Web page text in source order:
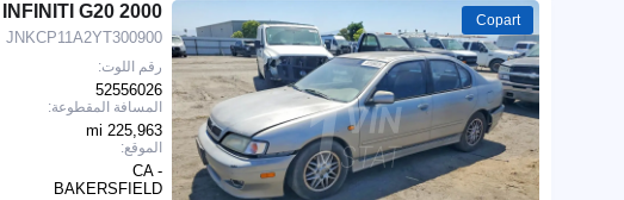
Copart
2000 INFINITI G20
JNKCP11A2YT300900
رقم اللوت:
52556026
المسافة المقطوعة:
225,963 mi
الموقع:
CA -
BAKERSFIELD